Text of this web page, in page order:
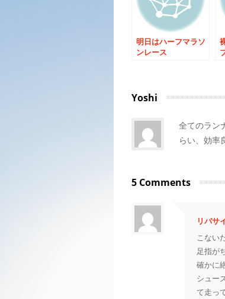
明日はハーフマラソ
ンレース
Yoshi
全てのラン
らい、効率
5 Comments
リバサ
こない
足指が
確かに
シュー
て走っ